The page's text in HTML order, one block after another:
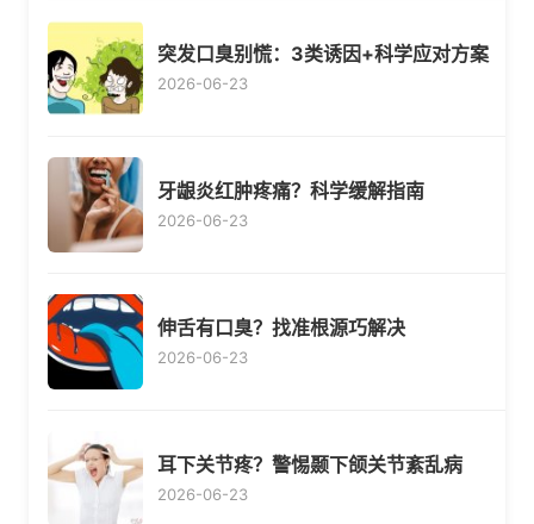
突发口臭别慌：3类诱因+科学应对方案
2026-06-23
牙龈炎红肿疼痛？科学缓解指南
2026-06-23
伸舌有口臭？找准根源巧解决
2026-06-23
耳下关节疼？警惕颞下颌关节紊乱病
2026-06-23